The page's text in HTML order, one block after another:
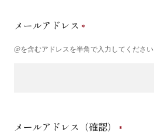
メールアドレス
@を含むアドレスを半角で入力してください
メールアドレス（確認）